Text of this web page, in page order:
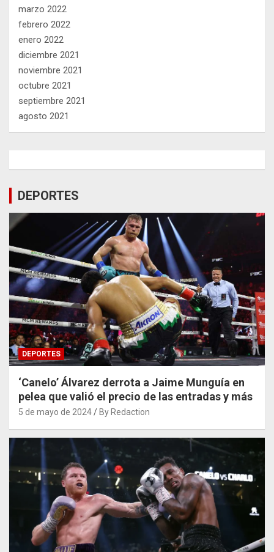
marzo 2022
febrero 2022
enero 2022
diciembre 2021
noviembre 2021
octubre 2021
septiembre 2021
agosto 2021
DEPORTES
DEPORTES
‘Canelo’ Álvarez derrota a Jaime Munguía en
pelea que valió el precio de las entradas y más
5 de mayo de 2024 By Redaction